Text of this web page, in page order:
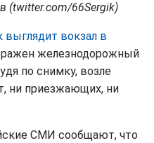
(twitter.com/66Sergik)
выглядит вокзал в
железнодорожный
по снимку, возле
ни приезжающих, ни
СМИ сообщают, что